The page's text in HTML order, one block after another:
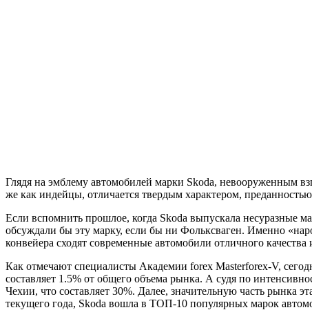
Глядя на эмблему автомобилей марки Skoda, невооруженным
же как индейцы, отличается твердым характером,
Если вспомнить прошлое, когда Skoda выпускала несуразные
обсуждали бы эту марку, если бы ни Фольксваген. Именно
конвейера сходят современные автомобили отличного
Как отмечают специалисты Академии forex Masterforex-V,
составляет 1.5% от общего объема рынка. А судя по
Чехии, что составляет 30%. Далее, значительную часть рынка
текущего года, Skoda вошла в ТОП-10 популярных марок